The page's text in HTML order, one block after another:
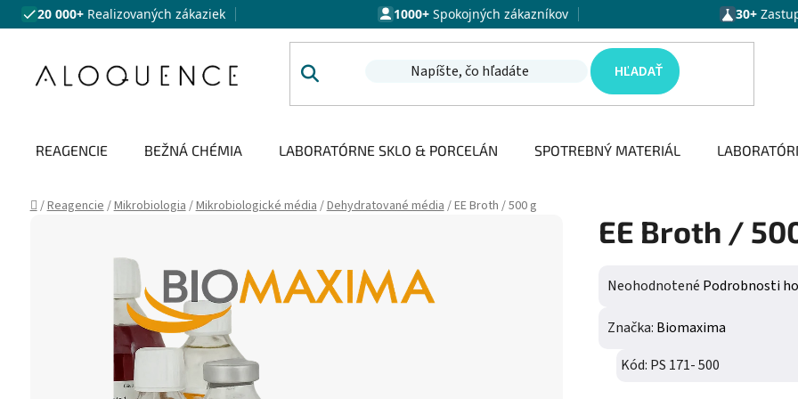
Prejsť na obsah
20 000+ Realizovaných zákaziek 1000+Spokojných zákazníkov 30+
HĽADAŤ
REAGENCIE BEŽNÁ CHÉMIA LABORATÓRNE SKLO & PORCELÁN SPOTREBNÝ MATERIÁL
Domov
/Reagencie /Mikrobiologia /Mikrobiologické média /Dehydratované média /EE Broth / 500 g
EE Broth /
Priemerné hodnotenie
Neohodnotené Podrobnosti
Značka: Biomaxima
Kód: PS 171- 500